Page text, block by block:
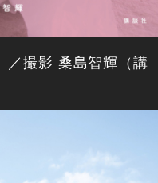
／撮影 桑島智輝（講